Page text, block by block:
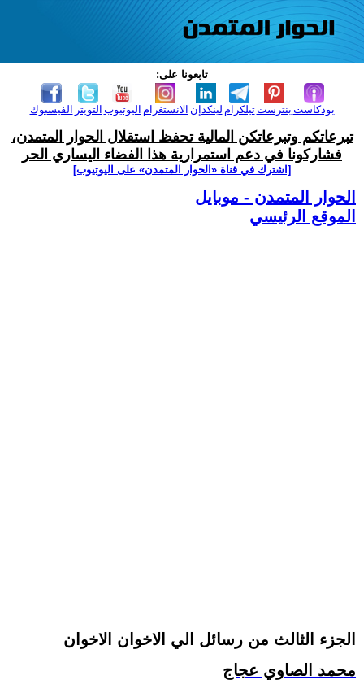
تابعونا على:
الفيسبوك التويتر اليوتيوب الانستغرام لينكدإن تيلكرامبنترست بودكاست
تبرعاتكم وتبرعاتكن المالية تحفظ استقلال الحوار المتمدن،
فشاركونا في دعم استمرارية هذا الفضاء اليساري الحر
[اشترك في قناة ‫«الحوار المتمدن» على اليوتيوب]
الحوار المتمدن - موبايل
الموقع الرئيسي
الجزء الثالث من رسائل الي الاخوان الاخوان
محمد الصاوي عجاج